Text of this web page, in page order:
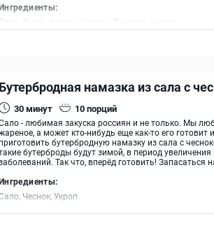
Сало, Смесь перцев, Чеснок, Луковая шелуха
Бутербродная намазка из сала с
30минут 10порций
- любимая закуска россиян и не только. Мы
а может кто-нибудь еще как-то его
приготовить бутербродную намазку из сала с
бутерброды будут зимой, в период
Так что, вперёд готовить! Запасаться
Чеснок, Укроп